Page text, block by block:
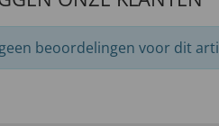
beoordelingen voor dit